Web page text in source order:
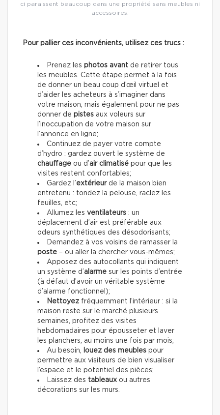
ci paraissent beaucoup dans une propriété sans meubles ni
accessoires.
Pour pallier ces inconvénients, utilisez ces trucs :
Prenez les photos avant de retirer tous
les meubles. Cette étape permet à la fois
de donner un beau coup d’œil virtuel et
d’aider les acheteurs à s’imaginer dans
votre maison, mais également pour ne pas
donner de pistes aux voleurs sur
l’inoccupation de votre maison sur
l’annonce en ligne;
Continuez de payer votre compte
d’hydro : gardez ouvert le système de
chauffage ou d’air climatisé pour que les
visites restent confortables;
Gardez l’extérieurde la maison bien
entretenu : tondez la pelouse, raclez les
feuilles, etc;
Allumez les ventilateurs : un
déplacement d’air est préférable aux
odeurs synthétiques des désodorisants;
Demandez à vos voisins de ramasser la
poste – ou aller la chercher vous-mêmes;
Apposez des autocollants qui indiquent
un système d’alarme sur les points d’entrée
(à défaut d’avoir un véritable système
d’alarme fonctionnel);
Nettoyez fréquemment l’intérieur : si la
maison reste sur le marché plusieurs
semaines, profitez des visites
hebdomadaires pour épousseter et laver
les planchers, au moins une fois par mois;
Au besoin, louez des meubles pour
permettre aux visiteurs de bien visualiser
l’espace et le potentiel des pièces;
Laissez des tableaux ou autres
décorations sur les murs.